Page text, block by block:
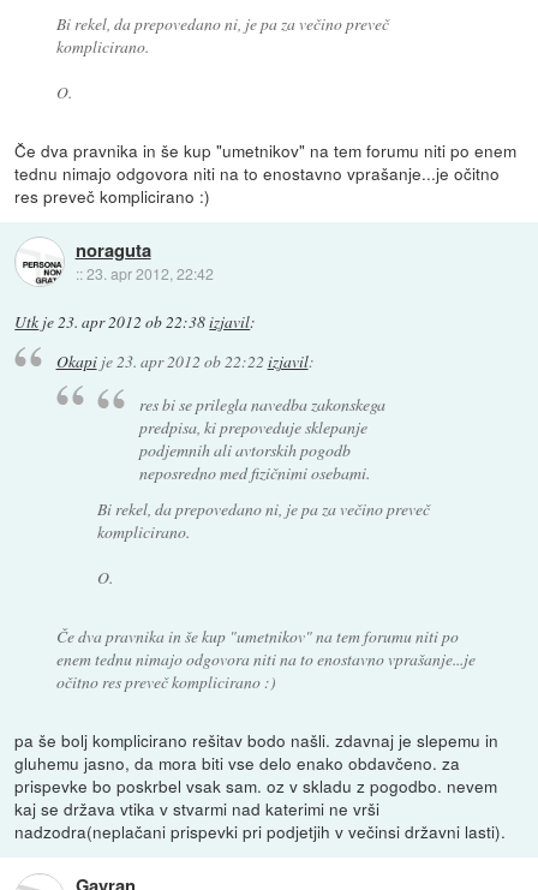
Bi rekel, da prepovedano ni, je pa za večino preveč
komplicirano.
O.
Če dva pravnika in še kup "umetnikov" na tem forumu niti po enem
tednu nimajo odgovora niti na to enostavno vprašanje...je očitno
res preveč komplicirano :)
noraguta
::23. apr 2012, 22:42
Utk je23. apr 2012 ob 22:38izjavil:
Okapije23. apr 2012 ob 22:22 izjavil:
res bi se prilegla navedba zakonskega
predpisa, ki prepoveduje sklepanje
podjemnih ali avtorskih pogodb
neposredno med fizičnimi osebami.
Bi rekel, da prepovedano ni, je pa za večino preveč
komplicirano.
O.
Če dva pravnika in še kup "umetnikov" na tem forumu niti po
enem tednu nimajo odgovora niti na to enostavno vprašanje...je
očitno res preveč komplicirano :)
pa še bolj komplicirano rešitav bodo našli. zdavnaj je slepemu in
gluhemu jasno, da mora biti vse delo enako obdavčeno. za
prispevke bo poskrbel vsak sam. oz v skladu z pogodbo. nevem
kaj se država vtika v stvarmi nad katerimi ne vrši
nadzodra(neplačani prispevki pri podjetjih v večinsi državni lasti).